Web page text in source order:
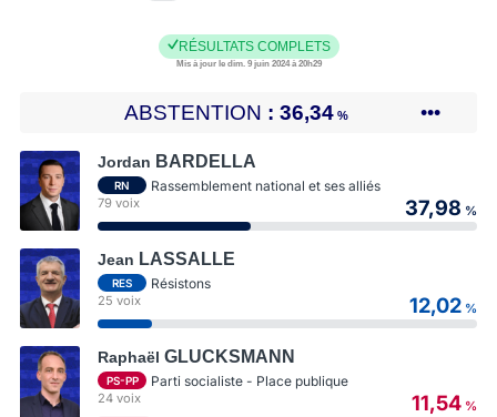
RÉSULTATS COMPLETS
Mis à jour le dim. 9 juin 2024 à 20h29
ABSTENTION 36,34 % •••
Jordan BARDELLA
RN Rassemblement national et ses alliés
79 voix 37,98 %
Jean LASSALLE
RES Résistons
25 voix 12,02 %
Raphaël GLUCKSMANN
PS-PP Parti socialiste - Place publique
24 voix 11,54 %